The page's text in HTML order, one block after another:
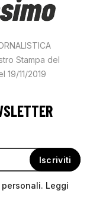
Stampa del
19/11/2019
Leggi